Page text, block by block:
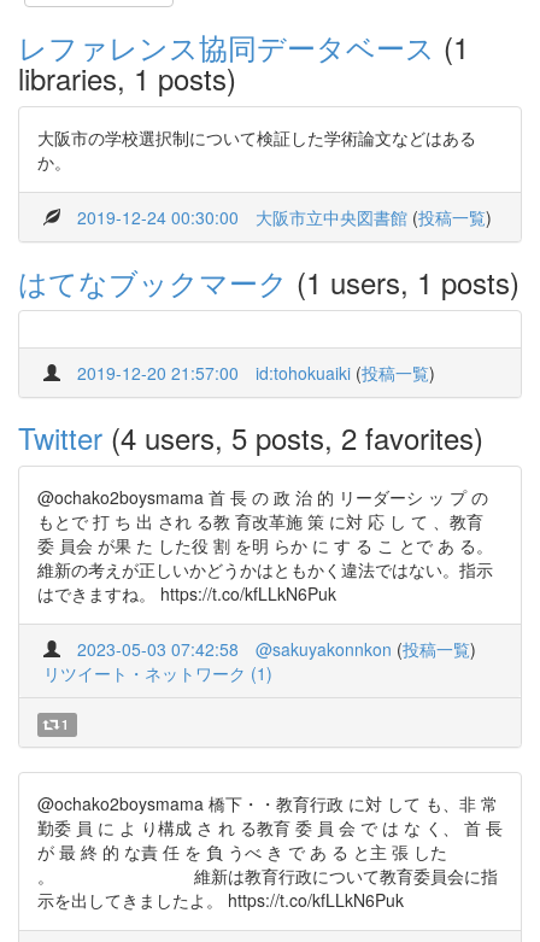
レファレンス協同データベース (1
libraries, 1 posts)
大阪市の学校選択制について検証した学術論文などはある
か。
2019-12-24 00:30:00 大阪市立中央図書館 (投稿一覧)
はてなブックマーク (1 users, 1 posts)
2019-12-20 21:57:00 id:tohokuaiki (投稿一覧)
Twitter (4 users, 5 posts, 2 favorites)
@ochako2boysmama 首 長 の 政 治 的 リーダーシ ッ プ の
もとで 打 ち 出 され る教 育改革施 策 に対 応 し て 、教育
委 員会 が果 た した役 割 を明 らか に す る こ とで あ る。
維新の考えが正しいかどうかはともかく違法ではない。指示
はできますね。 https://t.co/kfLLkN6Puk
2023-05-03 07:42:58 @sakuyakonnkon (投稿一覧)
リツイート・ネットワーク (1)
1
@ochako2boysmama 橋下・・教育行政 に対 して も、非 常
勤委 員 に よ り構成 さ れ る教育 委 員 会 で は な く、 首 長
が 最 終 的 な責 任 を 負 うべ き で あ る と主 張 した
。 維新は教育行政について教育委員会に指
示を出してきましたよ。 https://t.co/kfLLkN6Puk